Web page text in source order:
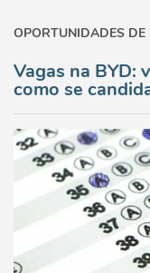
OPORTUNIDADES DE
Vagas na BYD:
como se